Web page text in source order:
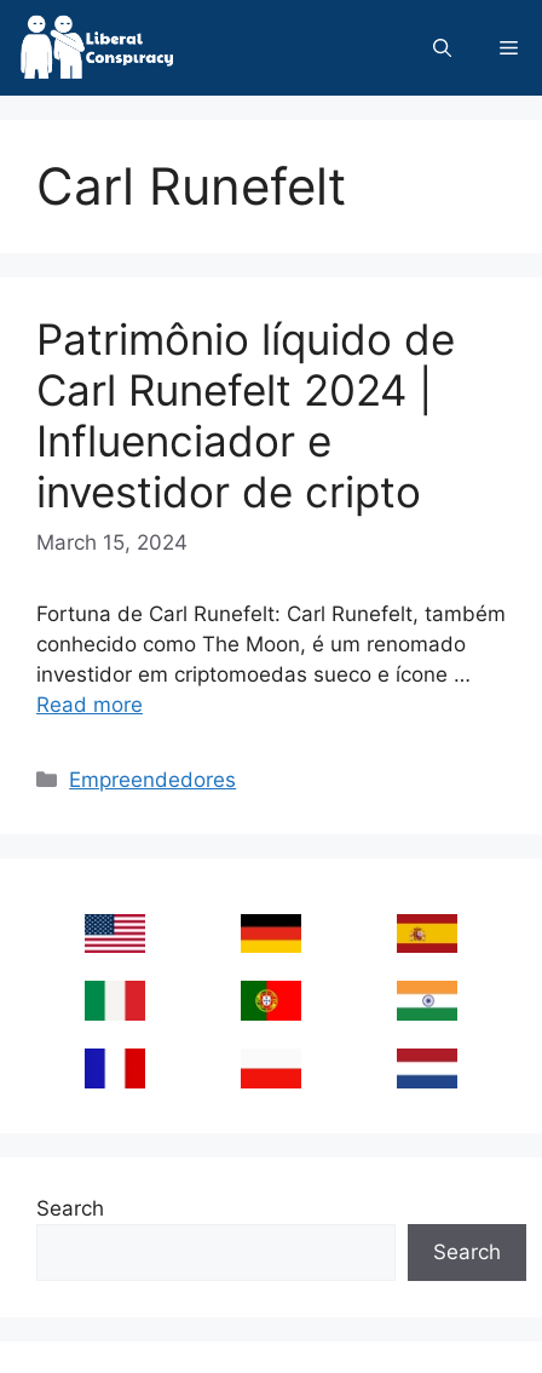
Skip
content
Carl Runefelt
Patrimônio líquido de
Carl Runefelt 2024 |
Influenciador e
investidor de cripto
March 15, 2024
Fortuna de Carl Runefelt: Carl Runefelt, também
conhecido como The Moon, é um renomado
investidor em criptomoedas sueco e ícone …
Read more
Categories
Empreendedores
Search
Search